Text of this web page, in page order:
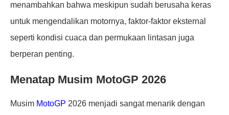
menambahkan bahwa meskipun sudah berusaha keras
untuk mengendalikan motornya, faktor-faktor eksternal
seperti kondisi cuaca dan permukaan lintasan juga
berperan penting.
Menatap Musim MotoGP 2026
Musim MotoGP 2026 menjadi sangat menarik dengan